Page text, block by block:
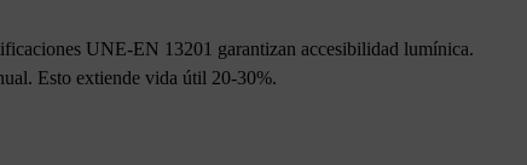
UNE-EN 13201 garantizan accesibilidad lumínica.
Esto extiende vida útil 20-30%.